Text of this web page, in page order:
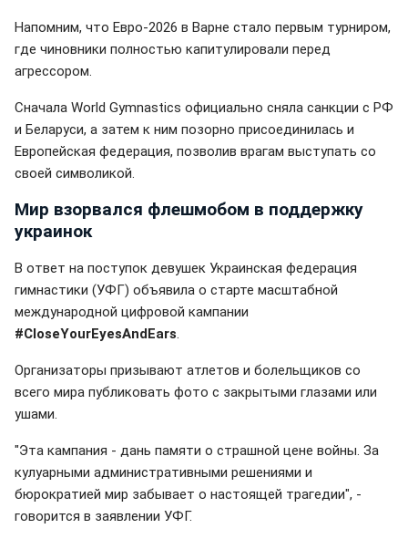
Напомним, что Евро-2026 в Варне стало первым турниром,
где чиновники полностью капитулировали перед
агрессором.
Сначала World Gymnastics официально сняла санкции с РФ
и Беларуси, а затем к ним позорно присоединилась и
Европейская федерация, позволив врагам выступать со
своей символикой.
Мир взорвался флешмобом в поддержку
украинок
В ответ на поступок девушек Украинская федерация
гимнастики (УФГ) объявила о старте масштабной
международной цифровой кампании
#CloseYourEyesAndEars.
Организаторы призывают атлетов и болельщиков со
всего мира публиковать фото с закрытыми глазами или
ушами.
"Эта кампания - дань памяти о страшной цене войны. За
кулуарными административными решениями и
бюрократией мир забывает о настоящей трагедии", -
говорится в заявлении УФГ.